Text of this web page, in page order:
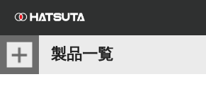
製品一覧